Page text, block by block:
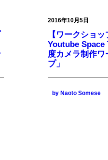
2016年10月5日
【ワークショ
Youtube Space
度カメラ制作ワ
プ」
by Naoto Somese